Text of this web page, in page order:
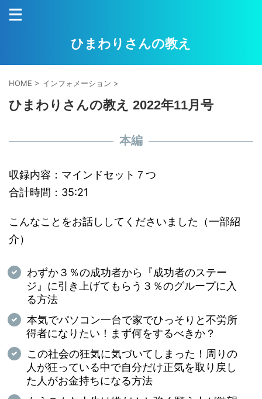
ひまわりさんの教え
HOME > インフォメーション >
ひまわりさんの教え 2022年11月号
本編
収録内容：マインドセット７つ
合計時間：35:21
こんなことをお話ししてくださいました（一部紹
介）
わずか３％の成功者から『成功者のステー
ジ』に引き上げてもらう３％のグループに入
る方法
本気でパソコン一台で家でひっそりと不労所
得者になりたい！まず何をするべきか？
この社会の狂気に気づいてしまった！周りの
人が狂っている中で自分だけ正気を取り戻し
た人がお金持ちになる方法